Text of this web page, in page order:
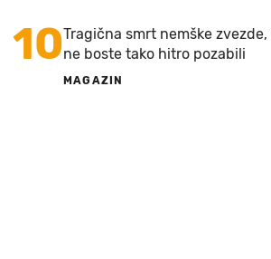
10Tragična smrt nemške
ne boste tako hitro pozabili
MAGAZIN